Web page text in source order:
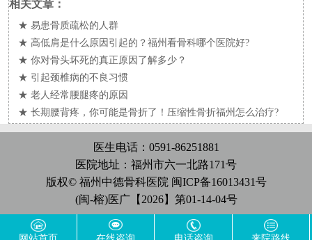
相关文章：
★易患骨质疏松的人群
★高低肩是什么原因引起的？福州看骨科哪个医院好?
★你对骨头坏死的真正原因了解多少？
★ 引起颈椎病的不良习惯
★老人经常腰腿疼的原因
★长期腰背疼，你可能是骨折了！压缩性骨折福州怎么治疗?
医生电话：0591-86251881
医院地址：福州市六一北路171号
版权© 福州中德骨科医院 闽ICP备16013431号
(闽-榕)医广【2026】第01-14-04号